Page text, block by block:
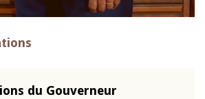
du Gouverneur